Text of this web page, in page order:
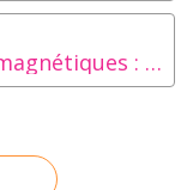
Exposition aux champs électromagnétiques : le danger des écrans pour l'enfant